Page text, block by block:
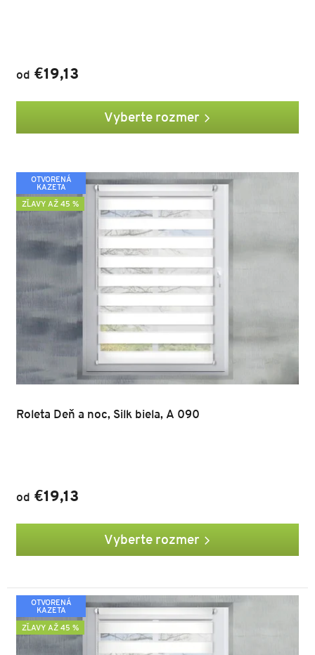
od €19,13
Vyberte rozmer
OTVORENÁ
KAZETA
ZĽAVY AŽ 45 %
Roleta Deň a noc, Silk biela, A 090
od €19,13
Vyberte rozmer
OTVORENÁ
KAZETA
ZĽAVY AŽ 45 %